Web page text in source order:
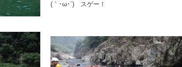
(｀･ω･´) スゲー！